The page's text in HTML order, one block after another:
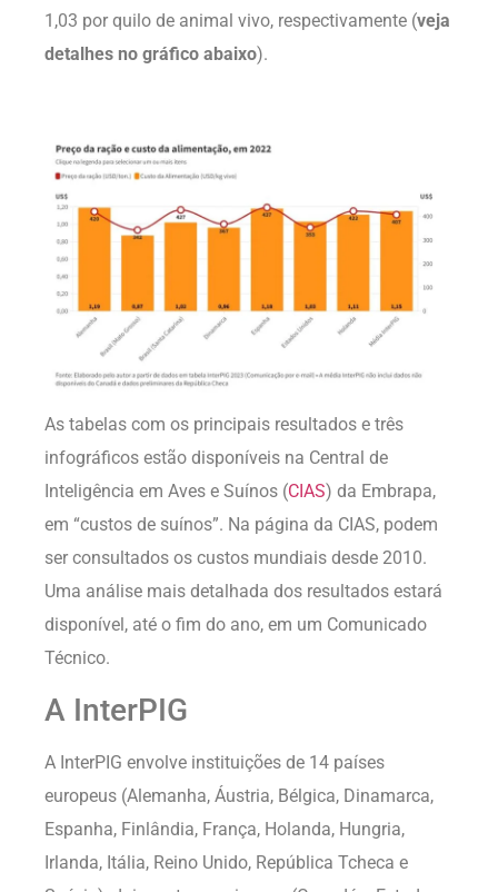
1,03 por quilo de animal vivo, respectivamente (veja
detalhes no gráfico abaixo).
As tabelas com os principais resultados e três
infográficos estão disponíveis na Central de
Inteligência em Aves e Suínos (CIAS) da Embrapa,
em “custos de suínos”. Na página da CIAS, podem
ser consultados os custos mundiais desde 2010.
Uma análise mais detalhada dos resultados estará
disponível, até o fim do ano, em um Comunicado
Técnico.
A InterPIG
A InterPIG envolve instituições de 14 países
europeus (Alemanha, Áustria, Bélgica, Dinamarca,
Espanha, Finlândia, França, Holanda, Hungria,
Irlanda, Itália, Reino Unido, República Tcheca e